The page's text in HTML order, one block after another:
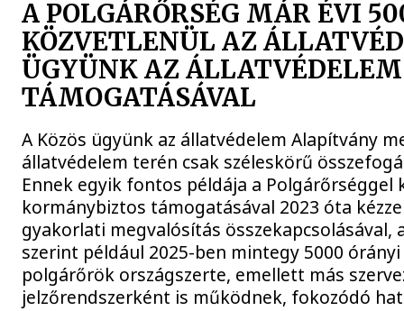
A POLGÁRŐRSÉG MÁR ÉVI
KÖZVETLENÜL AZ
ÜGYÜNK AZ
TÁMOGATÁSÁVAL
A Közös ügyünk az állatvédelem Alapítvány
állatvédelem terén csak széleskörű
Ennek egyik fontos példája a
kormánybiztos támogatásával 2023 óta
gyakorlati megvalósítás összekapcsolásával,
szerint például 2025-ben mintegy 5000
polgárőrök országszerte, emellett más
jelzőrendszerként is működnek, fokozódó